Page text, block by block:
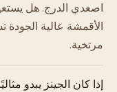
اصعدي الدرج. هل
الأقمشة عالية الجودة
مرتخية.
إذا كان الجينز يبدو